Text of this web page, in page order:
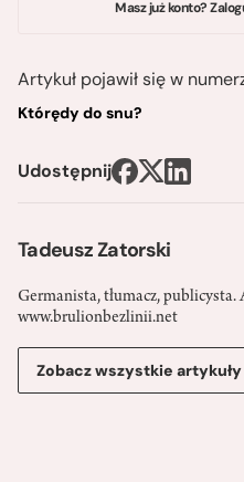
Tadeusz Zatorski
Germanista, tłumacz,
www.brulionbezlinii.net
Zobacz wszystkie
Masz już konto?
Artykuł pojawił się w
Którędy do snu?
Udostępnij